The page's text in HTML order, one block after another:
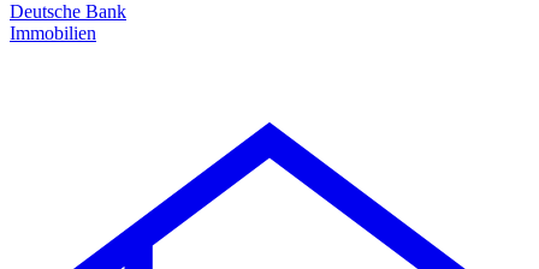
Deutsche Bank
Immobilien